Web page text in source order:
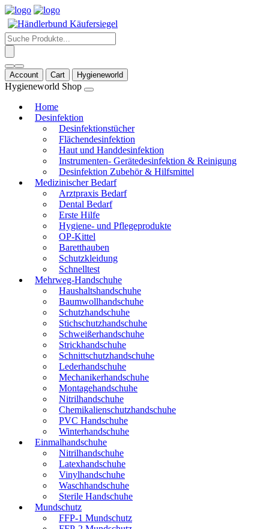
Products
search
Account Cart Hygieneworld
Hygieneworld Shop
Home
Desinfektion
Desinfektionstücher
Flächendesinfektion
Haut und Handdesinfektion
Instrumenten- Gerätedesinfektion & Reinigung
Desinfektion Zubehör & Hilfsmittel
Medizinischer Bedarf
Arztpraxis Bedarf
Dental Bedarf
Erste Hilfe
Hygiene- und Pflegeprodukte
OP-Kittel
Baretthauben
Schutzkleidung
Schnelltest
Mehrweg-Handschuhe
Haushaltshandschuhe
Baumwollhandschuhe
Schutzhandschuhe
Stichschutzhandschuhe
Schweißerhandschuhe
Strickhandschuhe
Schnittschutzhandschuhe
Lederhandschuhe
Mechanikerhandschuhe
Montagehandschuhe
Nitrilhandschuhe
Chemikalienschutzhandschuhe
PVC Handschuhe
Winterhandschuhe
Einmalhandschuhe
Nitrilhandschuhe
Latexhandschuhe
Vinylhandschuhe
Waschhandschuhe
Sterile Handschuhe
Mundschutz
FFP-1 Mundschutz